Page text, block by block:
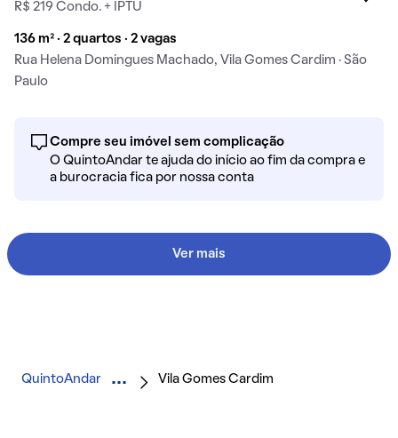
R$ 219 Condo. + IPTU
136 m² · 2 quartos · 2 vagas
Rua Helena Domingues Machado, Vila Gomes Cardim · São
Paulo
Compre seu imóvel sem complicação
O QuintoAndar te ajuda do início ao fim da compra e
a burocracia fica por nossa conta
Ver mais
QuintoAndar Vila Gomes Cardim